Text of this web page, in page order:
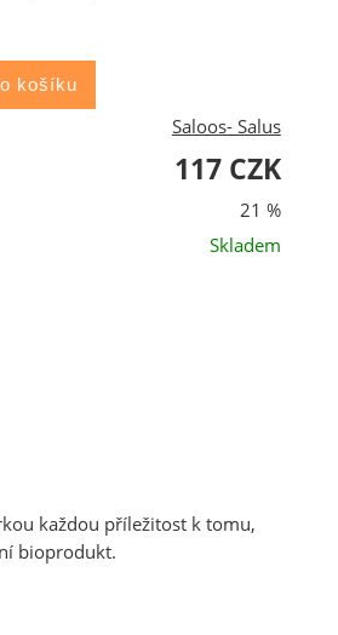
Saloos- Salus
117 CZK
21 %
Skladem
každou příležitost k tomu,
bioprodukt.